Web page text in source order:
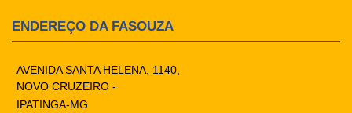
ENDEREÇO DA FASOUZA
AVENIDA SANTA HELENA, 1140,
NOVO CRUZEIRO -
IPATINGA-MG